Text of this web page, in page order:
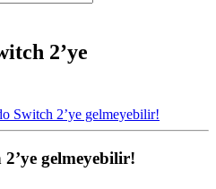
2’ye
Switch 2’ye gelmeyebilir!
gelmeyebilir!